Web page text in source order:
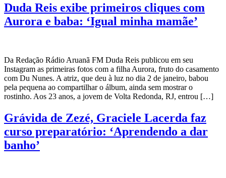
Duda Reis exibe primeiros cliques com
Aurora e baba: ‘Igual minha mamãe’
Da Redação Rádio Aruanã FM Duda Reis publicou em seu
Instagram as primeiras fotos com a filha Aurora, fruto do casamento
com Du Nunes. A atriz, que deu à luz no dia 2 de janeiro, babou
pela pequena ao compartilhar o álbum, ainda sem mostrar o
rostinho. Aos 23 anos, a jovem de Volta Redonda, RJ, entrou […]
Grávida de Zezé, Graciele Lacerda faz
curso preparatório: ‘Aprendendo a dar
banho’